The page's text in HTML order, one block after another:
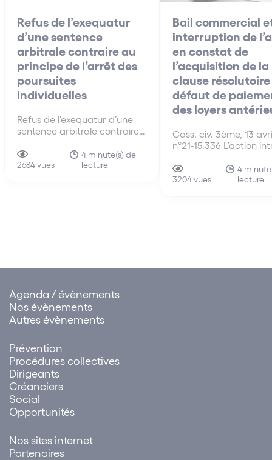
Refus de l’exequatur
d’une sentence
arbitrale contraire au
principe de l’arrêt des
poursuites
individuelles
Refus de l’exequatur d’une
sentence arbitrale contraire
poursuites individuelles Cass.
com. 8 févr. 2023, n°21-15.771,
2684 vues
4 minute(s) de
lecture
Bail commercial
interruption de
en constat de
l’acquisition de la
clause
défaut de
des loyers
Cass. civ. 3ème, 13
n°21-15.336 L’action
placement sous
collective du débiteur,
3204 vues
4
lecture
Agenda / évènements
Nos évènements
Autres évènements
Prévention
Procédures collectives
Dirigeants
Créanciers
Social
Opportunités
Nos sites internet
Partenaires